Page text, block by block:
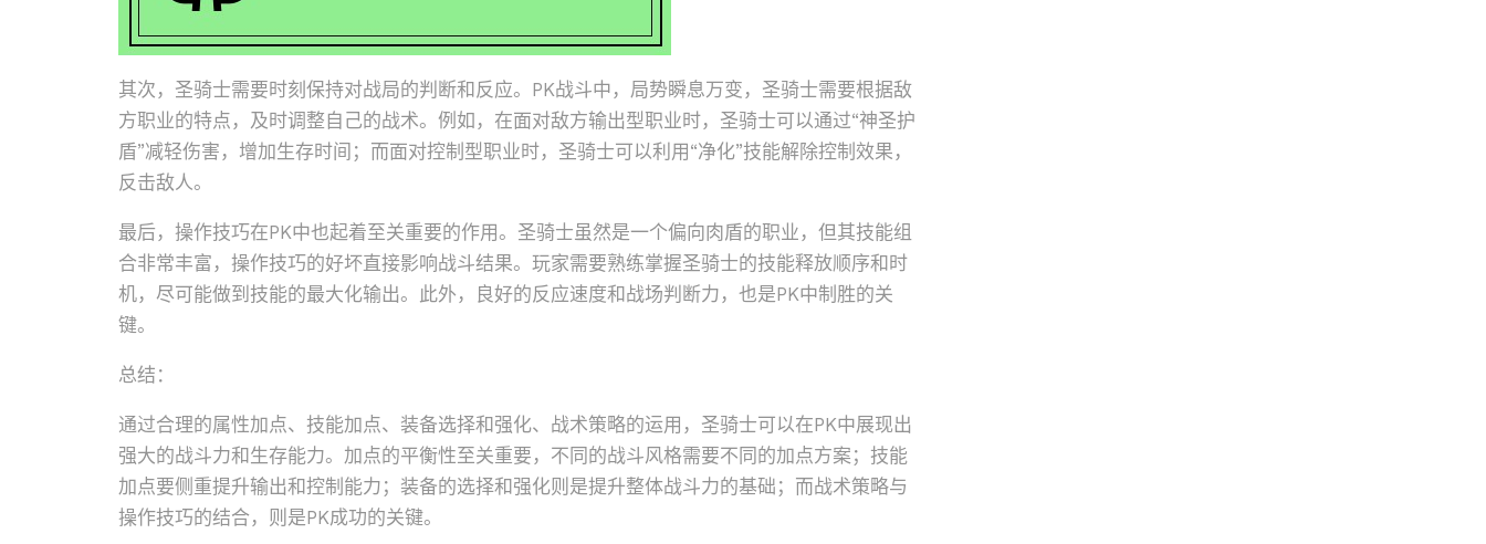
其次，圣骑士需要时刻保持对战局的判断和反应。PK战斗中，局势瞬息万变，圣骑士需要根据敌
方职业的特点，及时调整自己的战术。例如，在面对敌方输出型职业时，圣骑士可以通过“神圣护
盾”减轻伤害，增加生存时间；而面对控制型职业时，圣骑士可以利用“净化”技能解除控制效果，
反击敌人。
最后，操作技巧在PK中也起着至关重要的作用。圣骑士虽然是一个偏向肉盾的职业，但其技能组
合非常丰富，操作技巧的好坏直接影响战斗结果。玩家需要熟练掌握圣骑士的技能释放顺序和时
机，尽可能做到技能的最大化输出。此外，良好的反应速度和战场判断力，也是PK中制胜的关
键。
总结：
通过合理的属性加点、技能加点、装备选择和强化、战术策略的运用，圣骑士可以在PK中展现出
强大的战斗力和生存能力。加点的平衡性至关重要，不同的战斗风格需要不同的加点方案；技能
加点要侧重提升输出和控制能力；装备的选择和强化则是提升整体战斗力的基础；而战术策略与
操作技巧的结合，则是PK成功的关键。